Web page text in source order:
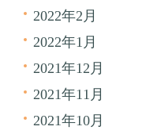
2022年2月
2022年1月
2021年12月
2021年11月
2021年10月